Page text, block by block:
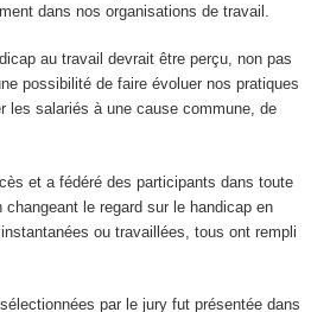
dans nos organisations de travail.
au travail devrait être perçu, non pas
possibilité de faire évoluer nos pratiques
les salariés à une cause commune, de
et a fédéré des participants dans toute
changeant le regard sur le handicap en
ou travaillées, tous ont rempli
par le jury fut présentée dans